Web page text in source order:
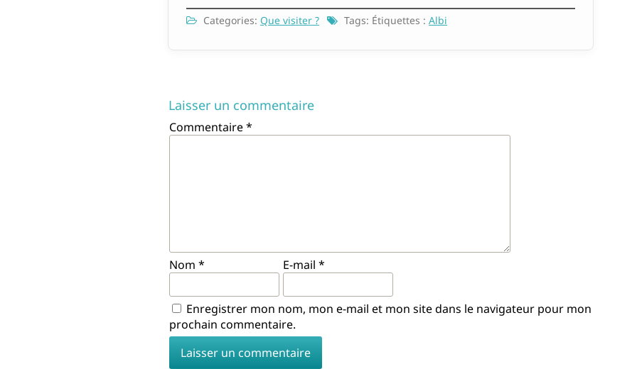
Categories: Que visiter ? Tags: Étiquettes : Albi
Laisser un commentaire
Commentaire*
Nom * E-mail *
Enregistrer mon nom, mon e-mail et mon site dans le navigateur pour mon
prochain commentaire.